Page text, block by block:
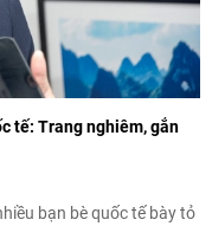
tế: Trang nghiêm, gắn
bạn bè quốc tế bày tỏ